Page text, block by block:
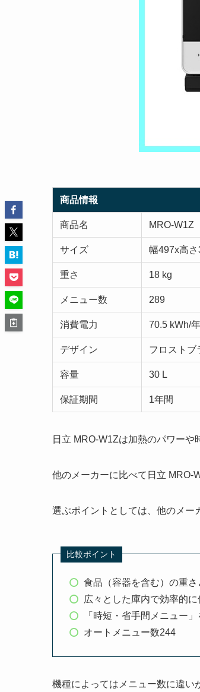
商品情報
商品名 MRO-W1Z
サイズ 幅497x高
重さ 18 kg
メニュー数 289
消費電力 70.5 kWh/年
デザイン フロストブ
容量 30 L
保証期間 1年間
日立 MRO-W1Zは加熱のパワーや
他のメーカーに比べて日立 MRO-
選ぶポイントとしては、他のメー
比較ポイント
食品（容器を含む）の重
広々とした庫内で効率的
「時短・省手間メニュー
オートメニュー数244
機種によってはメニュー数に違い